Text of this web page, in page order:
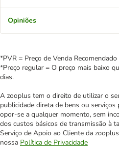
Opiniões
*PVR = Preço de Venda
*Preço regular = O preço mais baixo
dias.
A zooplus tem o direito de utilizar o
publicidade direta de bens ou
opor-se a qualquer momento, sem
dos custos básicos de transmissão à
Serviço de Apoio ao Cliente da
nossa Política de Privacidade